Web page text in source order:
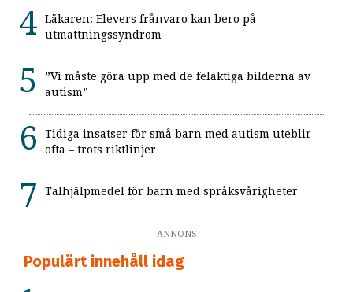
Läkaren: Elevers frånvaro kan bero på
utmattningssyndrom
”Vi måste göra upp med de felaktiga bilderna av
autism”
Tidiga insatser för små barn med autism uteblir
ofta – trots riktlinjer
Talhjälpmedel för barn med språksvårigheter
ANNONS
Populärt innehåll idag